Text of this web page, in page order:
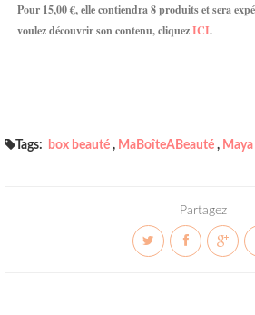
Pour 15,00 €, elle contiendra 8 produits et sera
voulez découvrir son contenu, cliquezICI.
Tags: box beauté , MaBoîteABeauté , Maya
Partagez